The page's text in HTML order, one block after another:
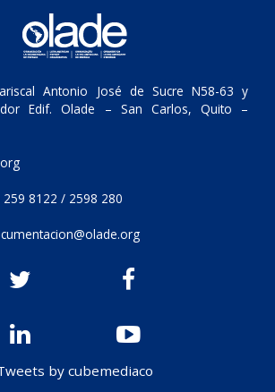
Antonio José de Sucre N58-63 y
Edif. Olade – San Carlos, Quito –
259 8122 / 2598 280
by cubemediaco